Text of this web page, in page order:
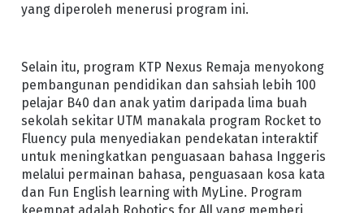
yang diperoleh menerusi program ini.
Selain itu, program KTP Nexus Remaja menyokong
pembangunan pendidikan dan sahsiah lebih 100
pelajar B40 dan anak yatim daripada lima buah
sekolah sekitar UTM manakala program Rocket to
Fluency pula menyediakan pendekatan interaktif
untuk meningkatkan penguasaan bahasa Inggeris
melalui permainan bahasa, penguasaan kosa kata
dan Fun English learning with MyLine. Program